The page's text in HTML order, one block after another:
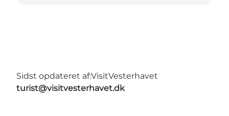
Sidst opdateret af:VisitVesterhavet
turist@visitvesterhavet.dk